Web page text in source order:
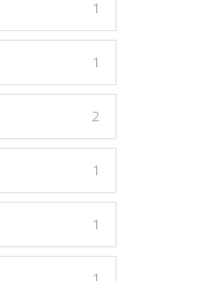
1
1
2
1
1